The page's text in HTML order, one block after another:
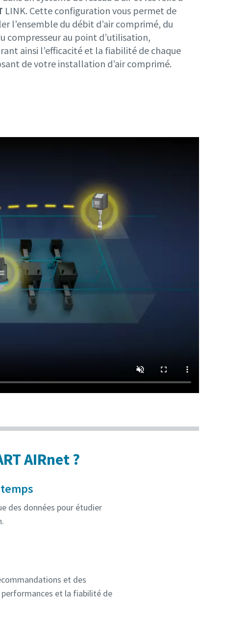
LINK. Cette configuration vous permet de
l’ensemble du débit d’air comprimé, du
compresseur au point d’utilisation,
ainsi l’efficacité et la fiabilité de chaque
de votre installation d’air comprimé.
AIRnet ?
des données pour étudier
et des
et la fiabilité de